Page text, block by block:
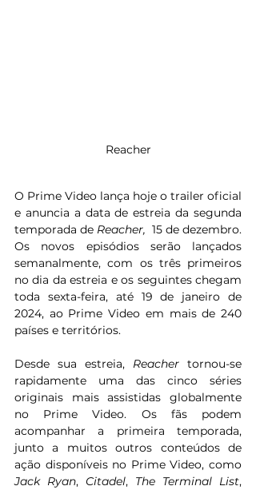
Reacher
O Prime Video lança hoje o trailer oficial
e anuncia a data de estreia da segunda
temporada de Reacher, 15 de dezembro.
Os novos episódios serão lançados
semanalmente, com os três primeiros
no dia da estreia e os seguintes chegam
toda sexta-feira, até 19 de janeiro de
2024, ao Prime Video em mais de 240
países e territórios.
Desde sua estreia, Reacher tornou-se
rapidamente uma das cinco séries
originais mais assistidas globalmente
no Prime Video. Os fãs podem
acompanhar a primeira temporada,
junto a muitos outros conteúdos de
Jack Ryan, Citadel, The Terminal List